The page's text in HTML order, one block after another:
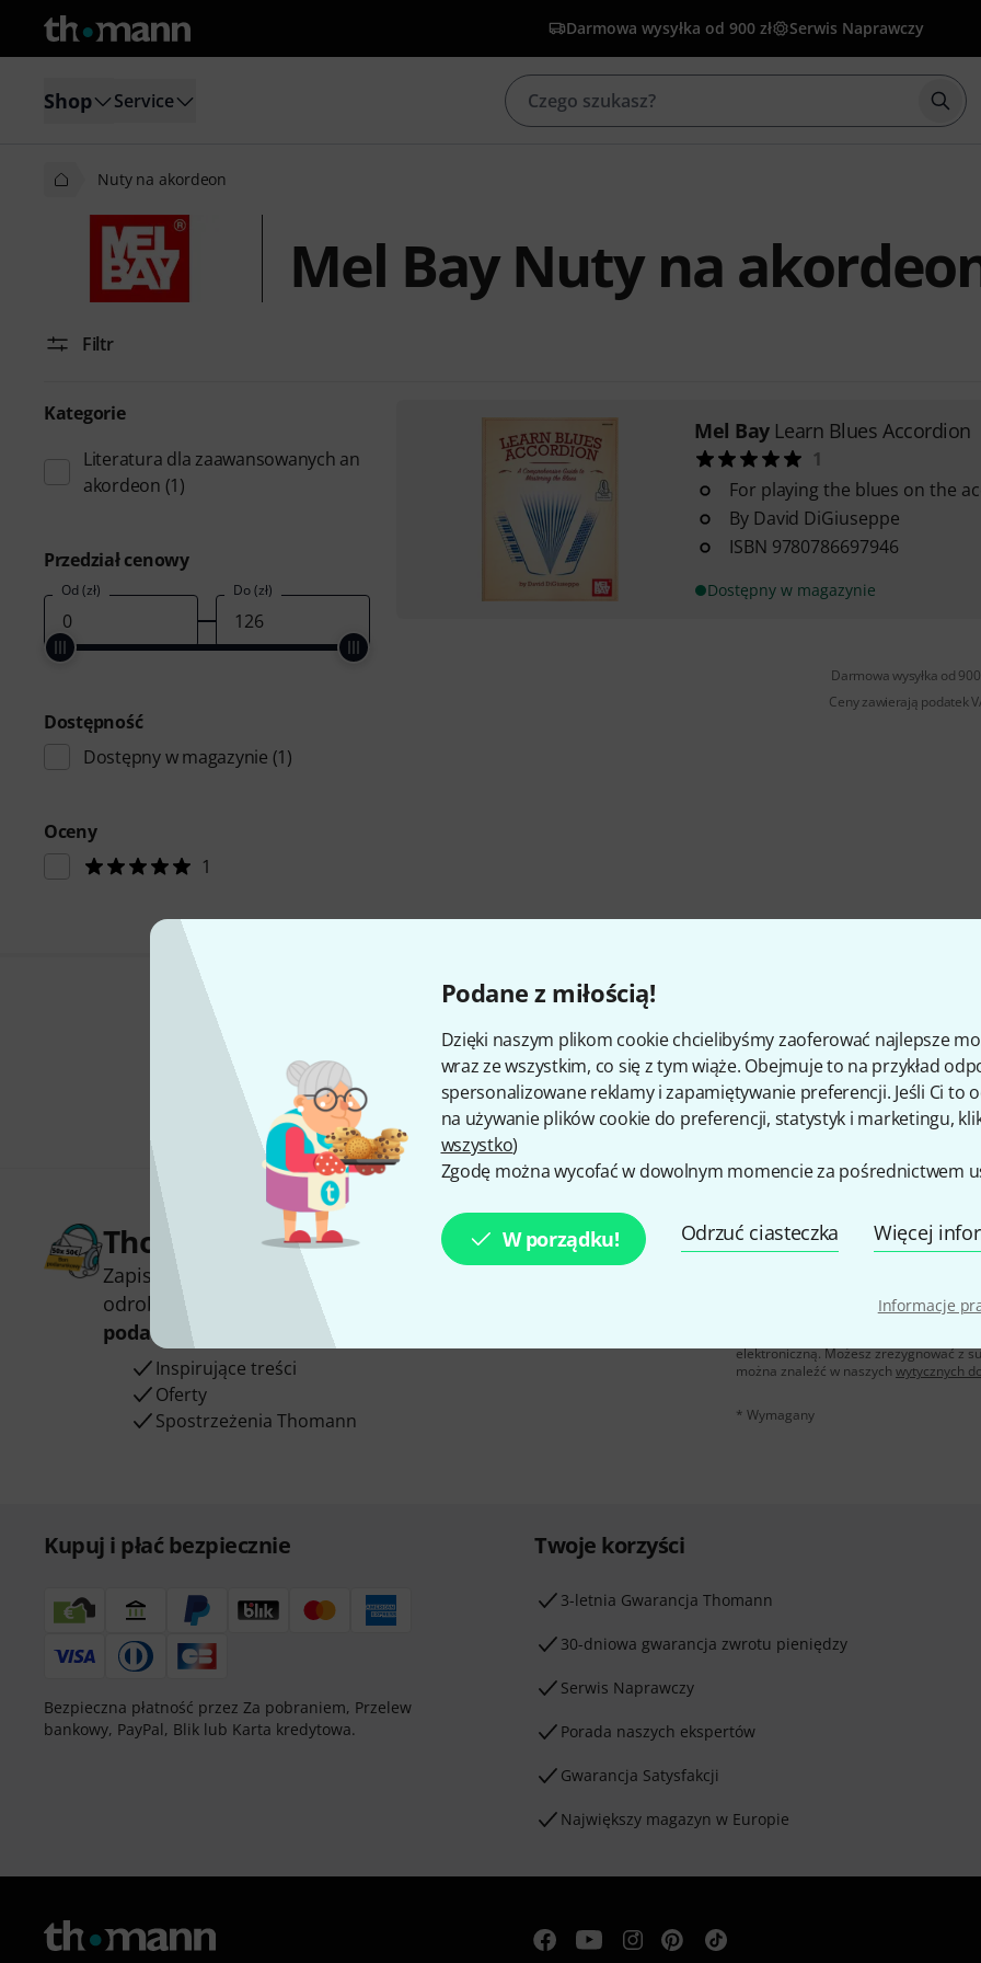
Podane z miłością!
Dzięki naszym plikom cookie chcielibyśmy zaoferować najlepsze
wraz ze wszystkim, co się z tym wiąże. Obejmuje to na przykład
spersonalizowane reklamy i zapamiętywanie preferencji. Jeśli Ci to
na używanie plików cookie do preferencji, statystyk i marketingu,
wszystko)
Zgodę można wycofać w dowolnym momencie za pośrednictwem
W porządku! Odrzuć ciasteczka Więcej
Informacje
Darmowa wysyłka od 900 zł Serwis Naprawczy
Shop Service
Nuty na akordeon
Mel Bay Nuty na
Filtr
Kategorie
Literatura dla zaawansowanych an
akordeon (1)
Przedział cenowy
Od (zł) Do (zł)
Dostępność
Dostępny w magazynie (1)
Oceny
1
Mel Bay Learn Blues Accordion
1
For playing the blues on the
By David DiGiuseppe
ISBN 9780786697946
Dostępny w magazynie
Darmowa wysyłka od 900
Ceny zawierają podatek
Czy podoba Ci się to co widzisz?
Udostępnij Pomoc i opinie
Thomann Newsletter
Zapisz się do Thomann Newsletter w języku polskim, a przy
odrobinie szczęścia możesz wygrać jeden z
podarunkowych
50 €
Inspirujące treści
Oferty
Spostrzeżenia Thomann
Klikając na „Zapisz się teraz”,
elektroniczną. Możesz zrezygnować z
można znaleźć w naszych wytycznych
* Wymagany
Kupuj i płać bezpiecznie
Bezpieczna płatność przez Za pobraniem, Przelew
bankowy, PayPal, Blik lub Karta kredytowa.
Twoje korzyści
3-letnia Gwarancja Thomann
30-dniowa gwarancja zwrotu pieniędzy
Serwis Naprawczy
Porada naszych ekspertów
Gwarancja Satysfakcji
Największy magazyn w Europie